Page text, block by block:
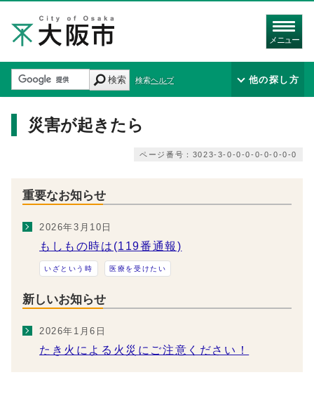
メニュー
検索 検索ヘルプ 他の探し方
災害が起きたら
ページ番号：3023-3-0-0-0-0-0-0-0-0
重要なお知らせ
2026年3月10日
もしもの時は(119番通報)
いざという時 医療を受けたい
新しいお知らせ
2026年1月6日
たき火による火災にご注意ください！